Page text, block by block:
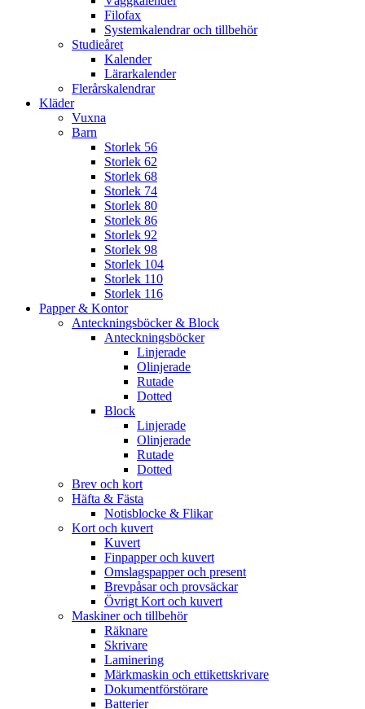
Filofax
Systemkalendrar och tillbehör
Studieåret
Kalender
Lärarkalender
Flerårskalendrar
Kläder
Vuxna
Barn
Storlek 56
Storlek 62
Storlek 68
Storlek 74
Storlek 80
Storlek 86
Storlek 92
Storlek 98
Storlek 104
Storlek 110
Storlek 116
Papper & Kontor
Anteckningsböcker & Block
Anteckningsböcker
Linjerade
Olinjerade
Rutade
Dotted
Block
Linjerade
Olinjerade
Rutade
Dotted
Brev och kort
Häfta & Fästa
Notisblocke & Flikar
Kort och kuvert
Kuvert
Finpapper och kuvert
Omslagspapper och present
Brevpåsar och provsäckar
Övrigt Kort och kuvert
Maskiner och tillbehör
Räknare
Skrivare
Laminering
Märkmaskin och ettikettskrivare
Dokumentförstörare
Batterier